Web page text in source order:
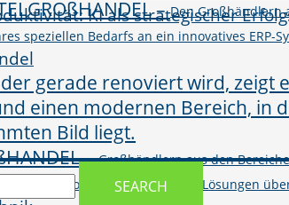
–Den Großhändlern
speziellen Bedarfs an ein innovatives ERP-
–Großhändlern aus den
von BI, CRM und Shop-Lösungen
KI als strategischer
SEARCH